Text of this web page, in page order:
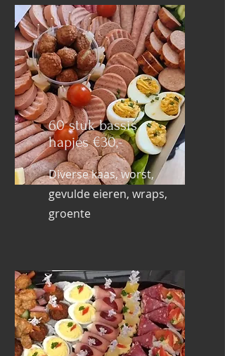
60 stuk bassis
hapjes €30,-
Diverse kaas, worst,
gevulde eieren, wraps,
groente